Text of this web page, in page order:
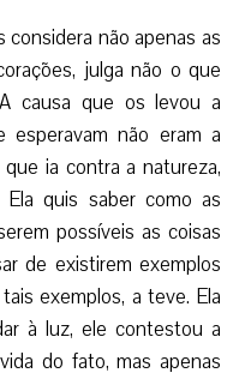
não apenas as
julga não o que
causa que os levou a
não eram a
ia contra a natureza,
Ela quis saber como as
possíveis as coisas
de existirem exemplos
exemplos, a teve. Ela
à luz, ele contestou a
do fato, mas apenas